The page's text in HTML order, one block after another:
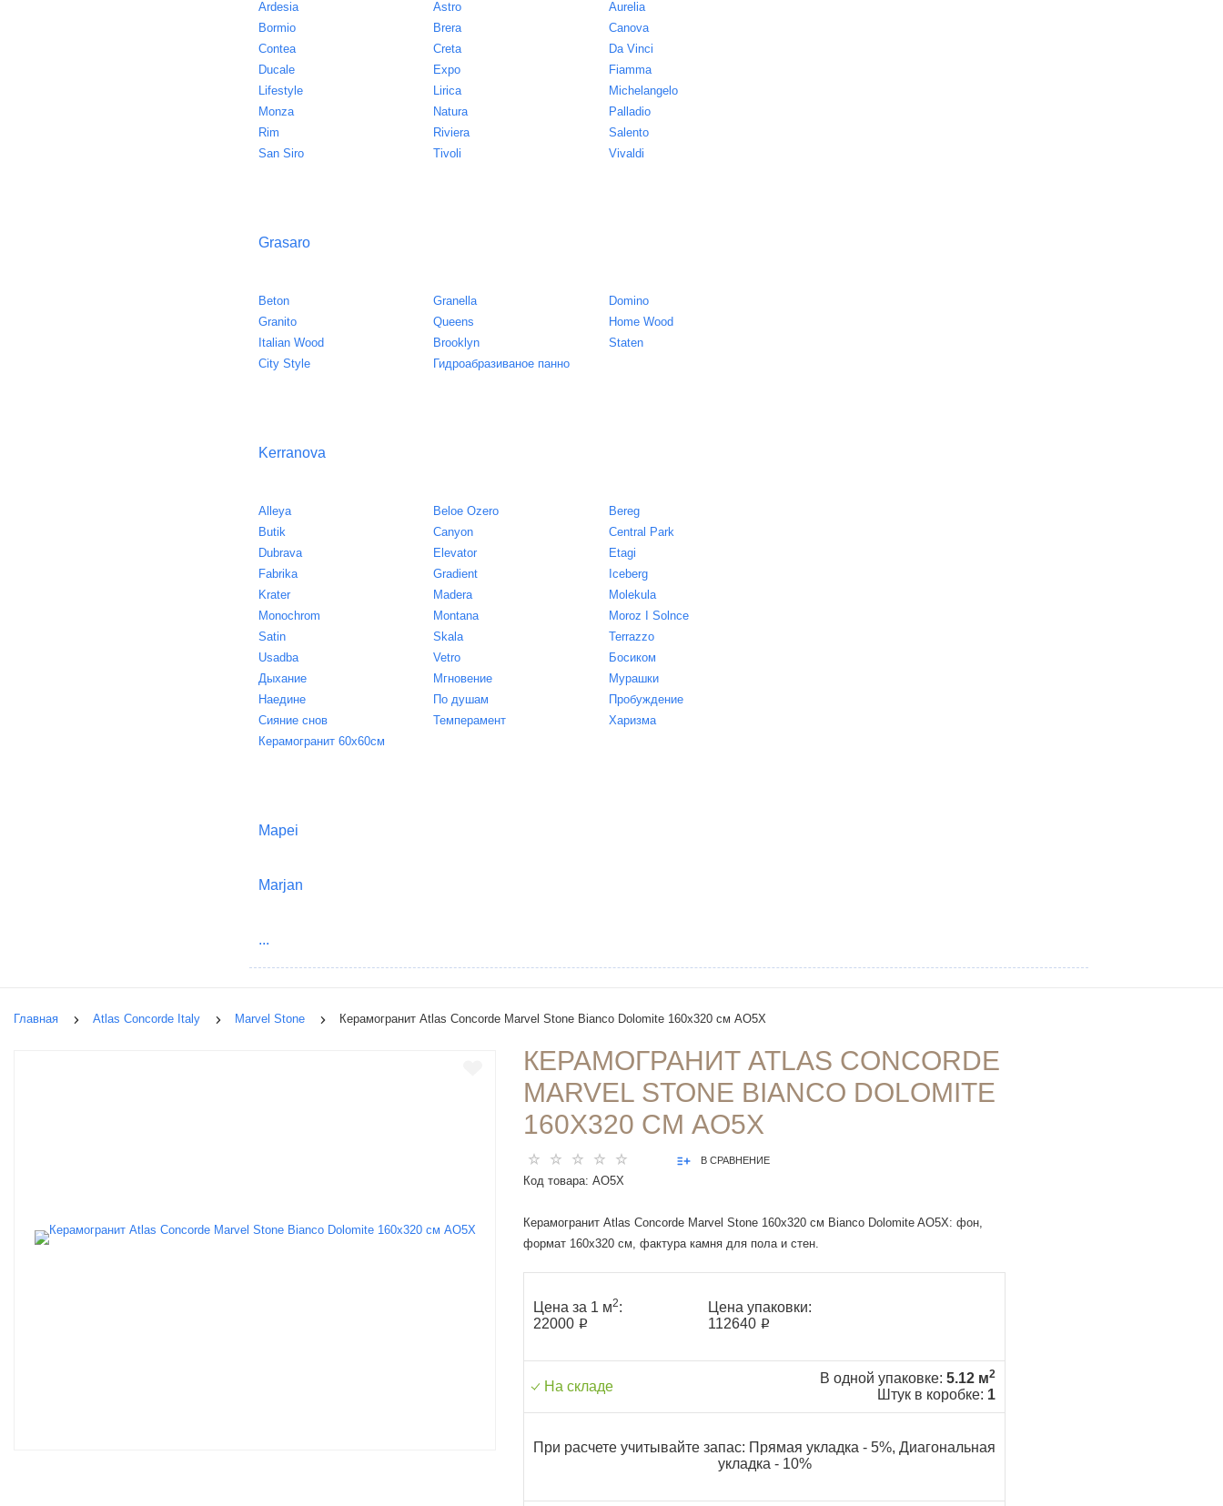
Ardesia
Bormio
Contea
Ducale
Lifestyle
Monza
Rim
San Siro
Astro
Brera
Creta
Expo
Lirica
Natura
Riviera
Tivoli
Aurelia
Canova
Da Vinci
Fiamma
Michelangelo
Palladio
Salento
Vivaldi
Grasaro
Beton
Granito
Italian Wood
City Style
Granella
Queens
Brooklyn
Гидроабразиваное панно
Domino
Home Wood
Staten
Kerranova
Alleya
Butik
Dubrava
Fabrika
Krater
Monochrom
Satin
Usadba
Дыхание
Наедине
Сияние снов
Керамогранит 60х60см
Beloe Ozero
Canyon
Elevator
Gradient
Madera
Montana
Skala
Vetro
Мгновение
По душам
Темперамент
Bereg
Central Park
Etagi
Iceberg
Molekula
Moroz I Solnce
Terrazzo
Босиком
Мурашки
Пробуждение
Харизма
Mapei
Marjan
...
Главная Atlas Concorde Italy Marvel Stone Керамогранит Atlas Concorde Marvel Stone Bianco Dolomite 160x320 см AO5X
КЕРАМОГРАНИТ ATLAS CONCORDE
MARVEL STONE BIANCO DOLOMITE
160X320 СМ AO5X
В СРАВНЕНИЕ
Код товара: AO5X
Керамогранит Atlas Concorde Marvel Stone 160x320 см Bianco Dolomite AO5X: фон,
формат 160x320 см, фактура камня для пола и стен.
Цена за 1 м2:
22000 ₽
Цена упаковки:
112640 ₽
На складе
В одной упаковке: 5.12 м2
Штук в коробке: 1
При расчете учитывайте запас: Прямая укладка - 5%, Диагональная
укладка - 10%